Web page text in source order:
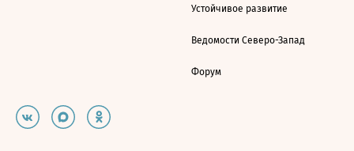
Устойчивое развитие
Ведомости Северо-Запад
Форум